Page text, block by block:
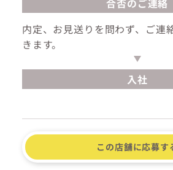
内定、お見送りを問わず、ご連
きます。
入社
この店舗に応募す